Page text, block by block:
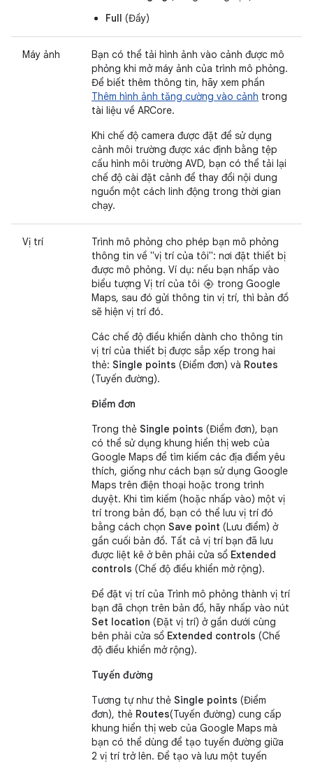
Full (Đầy)
Máy ảnh
Bạn có thể tải hình ảnh vào cảnh được mô
phỏng khi mở máy ảnh của trình mô phỏng.
Để biết thêm thông tin, hãy xem phần
Thêm hình ảnh tăng cường vào cảnh trong
tài liệu về ARCore.
Khi chế độ camera được đặt để sử dụng
cảnh môi trường được xác định bằng tệp
cấu hình môi trường AVD, bạn có thể tải lại
chế độ cài đặt cảnh để thay đổi nội dung
nguồn một cách linh động trong thời gian
chạy.
Vị trí
Trình mô phỏng cho phép bạn mô phỏng
thông tin về "vị trí của tôi": nơi đặt thiết bị
được mô phỏng. Ví dụ: nếu bạn nhấp vào
biểu tượng Vị trí của tôi
trong Google
Maps, sau đó gửi thông tin vị trí, thì bản đồ
sẽ hiện vị trí đó.
Các chế độ điều khiển dành cho thông tin
vị trí của thiết bị được sắp xếp trong hai
thẻ: Single points (Điểm đơn) và Routes
(Tuyến đường).
Điểm đơn
Trong thẻ Single points (Điểm đơn), bạn
có thể sử dụng khung hiển thị web của
Google Maps để tìm kiếm các địa điểm yêu
thích, giống như cách bạn sử dụng Google
Maps trên điện thoại hoặc trong trình
duyệt. Khi tìm kiếm (hoặc nhấp vào) một vị
trí trong bản đồ, bạn có thể lưu vị trí đó
bằng cách chọn Save point (Lưu điểm) ở
gần cuối bản đồ. Tất cả vị trí bạn đã lưu
được liệt kê ở bên phải cửa sổ Extended
controls (Chế độ điều khiển mở rộng).
Để đặt vị trí của Trình mô phỏng thành vị trí
bạn đã chọn trên bản đồ, hãy nhấp vào nút
Set location (Đặt vị trí) ở gần dưới cùng
bên phải cửa sổ Extended controls (Chế
độ điều khiển mở rộng).
Tuyến đường
Tương tự như thẻ Single points (Điểm
đơn), thẻ Routes(Tuyến đường) cung cấp
khung hiển thị web của Google Maps mà
bạn có thể dùng để tạo tuyến đường giữa
2 vị trí trở lên. Để tạo và lưu một tuyến